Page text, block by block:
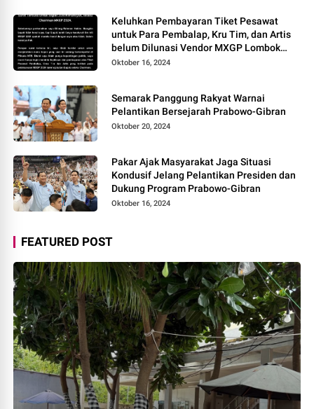
Keluhkan Pembayaran Tiket Pesawat
untuk Para Pembalap, Kru Tim, dan Artis
belum Dilunasi Vendor MXGP Lombok
2024 Layangkan Surat Terbuka
Oktober 16, 2024
Semarak Panggung Rakyat Warnai
Pelantikan Bersejarah Prabowo-Gibran
Oktober 20, 2024
Pakar Ajak Masyarakat Jaga Situasi
Kondusif Jelang Pelantikan Presiden dan
Dukung Program Prabowo-Gibran
Oktober 16, 2024
FEATURED POST